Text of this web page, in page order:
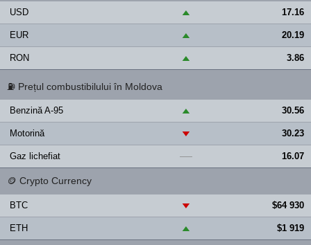
USD ▲ 17.16
EUR ▲ 20.19
RON ▲ 3.86
⛽ Prețul combustibilului în Moldova
Benzină A-95 ▲ 30.56
Motorină ▼ 30.23
Gaz lichefiat — 16.07
🪙 Crypto Currency
BTC ▼ $64 930
ETH ▲ $1 919